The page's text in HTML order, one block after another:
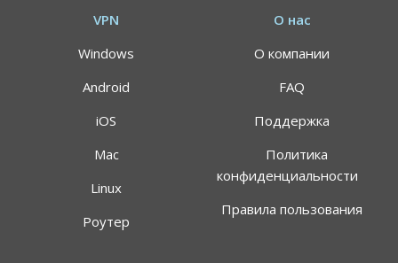
VPN
Windows
Android
iOS
Mac
Linux
Роутер
О нас
О компании
FAQ
Поддержка
Политика
конфиденциальности
Правила пользования